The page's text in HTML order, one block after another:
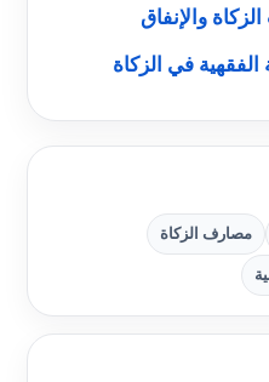
في الزكاة
مصارف الزكاة